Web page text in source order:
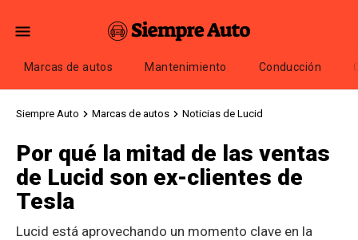
Marcas de autos Mantenimiento Conducción
Siempre Auto Marcas de autos Noticias de Lucid
Por qué la mitad de las ventas
de Lucid son ex-clientes de
Tesla
Lucid está aprovechando un momento clave en la